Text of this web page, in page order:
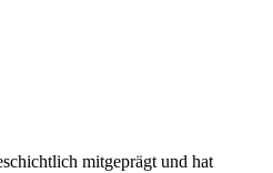
mitgeprägt und hat